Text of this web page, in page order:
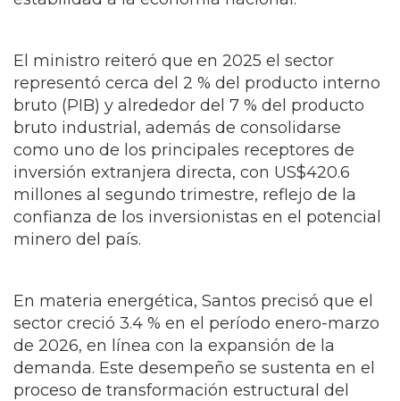
El ministro reiteró que en 2025 el sector
representó cerca del 2 % del producto interno
bruto (PIB) y alrededor del 7 % del producto
bruto industrial, además de consolidarse
como uno de los principales receptores de
inversión extranjera directa, con US$420.6
millones al segundo trimestre, reflejo de la
confianza de los inversionistas en el potencial
minero del país.
En materia energética, Santos precisó que el
sector creció 3.4 % en el período enero-marzo
de 2026, en línea con la expansión de la
demanda. Este desempeño se sustenta en el
proceso de transformación estructural del